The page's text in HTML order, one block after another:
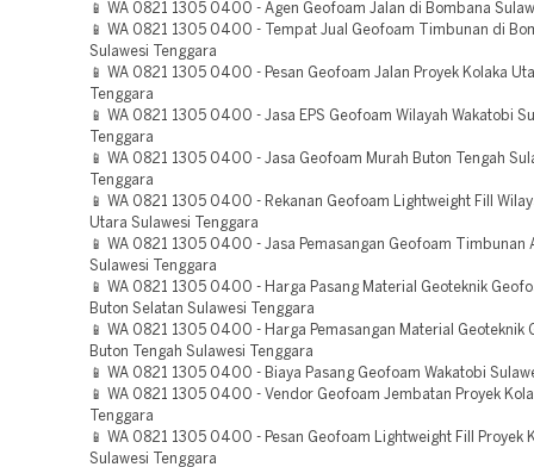
📱 WA 0821 1305 0400 - Agen Geofoam Jalan di Bombana
📱 WA 0821 1305 0400 - Tempat Jual Geofoam Timbunan di
Sulawesi Tenggara
📱 WA 0821 1305 0400 - Pesan Geofoam Jalan Proyek Kolaka
Tenggara
📱 WA 0821 1305 0400 - Jasa EPS Geofoam Wilayah Wakatobi
Tenggara
📱 WA 0821 1305 0400 - Jasa Geofoam Murah Buton Tengah
Tenggara
📱 WA 0821 1305 0400 - Rekanan Geofoam Lightweight Fill
Utara Sulawesi Tenggara
📱 WA 0821 1305 0400 - Jasa Pemasangan Geofoam Timbunan
Sulawesi Tenggara
📱 WA 0821 1305 0400 - Harga Pasang Material Geoteknik
Buton Selatan Sulawesi Tenggara
📱 WA 0821 1305 0400 - Harga Pemasangan Material Geoteknik
Buton Tengah Sulawesi Tenggara
📱 WA 0821 1305 0400 - Biaya Pasang Geofoam Wakatobi
📱 WA 0821 1305 0400 - Vendor Geofoam Jembatan Proyek
Tenggara
📱 WA 0821 1305 0400 - Pesan Geofoam Lightweight Fill Proyek
Sulawesi Tenggara